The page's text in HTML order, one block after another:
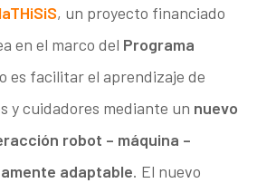
, un proyecto financiado
en el marco del Programa
es facilitar el aprendizaje de
y cuidadores mediante un nuevo
robot – máquina –
adaptable. El nuevo